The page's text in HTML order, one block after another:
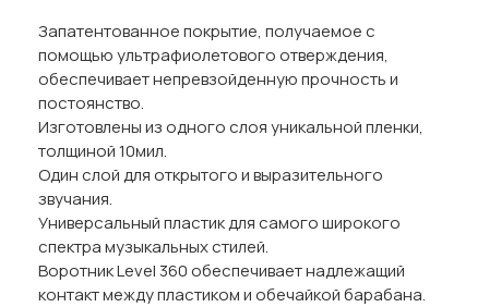
Запатентованное покрытие, получаемое с
помощью ультрафиолетового отверждения,
обеспечивает непревзойденную прочность и
постоянство.
Изготовлены из одного слоя уникальной пленки,
толщиной 10мил.
Один слой для открытого и выразительного
звучания.
Универсальный пластик для самого широкого
спектра музыкальных стилей.
Воротник Level 360 обеспечивает надлежащий
контакт между пластиком и обечайкой барабана.